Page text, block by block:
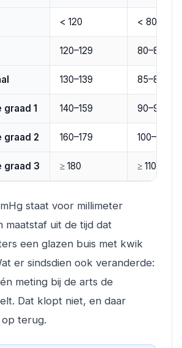
< 120 < 80
120–129 80–84
130–139 85–89
1 140–159 90–99
graad 2 160–179 100–109
graad 3 ≥ 180 ≥ 110
staat voor millimeter
maatstaf uit de tijd dat
een glazen buis met kwik
er sindsdien ook veranderde:
meting bij de arts de
Dat klopt niet, en daar
terug.